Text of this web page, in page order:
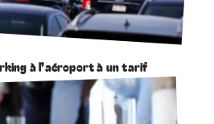
à l’aéroport à un tarif